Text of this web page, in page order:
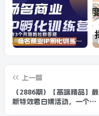
杨名商业IP孵化训练营，从商业到内容到转化一站式学 价值5980元
上一篇
（2886期）【高端精品】最
新特效君白嫖活动，一个抖